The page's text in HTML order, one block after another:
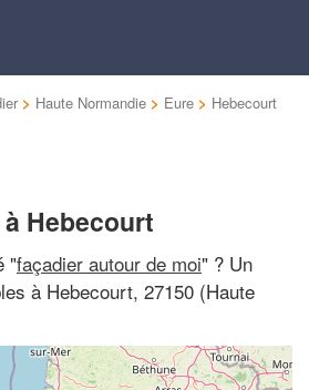
> Haute Normandie > Eure > Hebecourt
Hebecourt
"façadier autour de moi" ? Un
à Hebecourt, 27150 (Haute